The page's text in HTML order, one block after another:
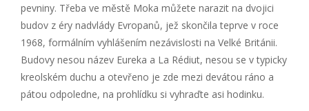
pevniny. Třeba ve městě Moka můžete narazit na dvojici
budov z éry nadvlády Evropanů, jež skončila teprve v roce
1968, formálním vyhlášením nezávislosti na Velké Británii.
Budovy nesou název Eureka a La Rédiut, nesou se v typicky
kreolském duchu a otevřeno je zde mezi devátou ráno a
pátou odpoledne, na prohlídku si vyhraďte asi hodinku.